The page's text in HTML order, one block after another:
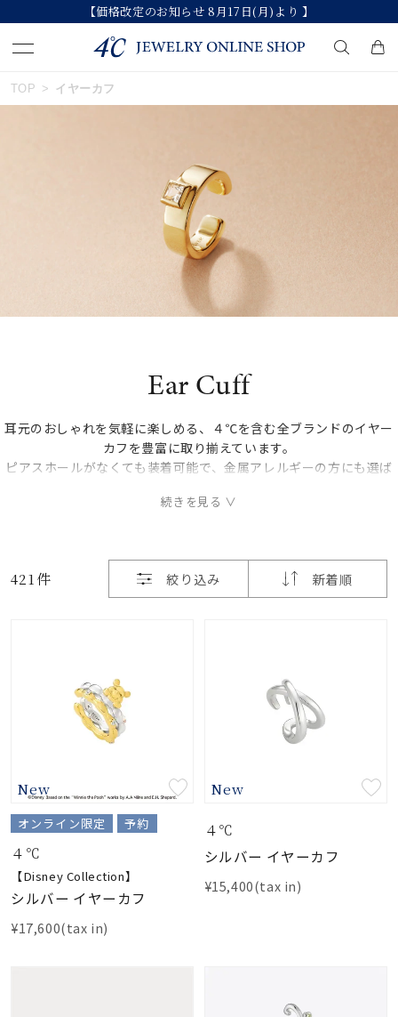
【価格改定のお知らせ 8月17日(月)より 】
#ダイヤモンド ネックレス
#くまのプーさん
ブランド
素材
ファッションテイス
着用シーン
コレクション
リングサイズ
TOP イヤーカフ
Ear Cuff
耳元のおしゃれを気軽に楽しめる、４℃を含む全ブランドのイヤー
カフを豊富に取り揃えています。
ピアスホールがなくても装着可能で、金属アレルギーの方にも選ば
重ね着けや他のアイテムとのコーディネートも自由に楽しめ、左右
1.軽く耳を引っ張り、薄くなった部分にイヤーカフを挟む
2.着けたい位置までスライドさせる
421件 絞り込み 新着順
おすすめ順
お気に入り登録数
並び替え
New
オンライン限定 予約
４℃
【Disney Collection】
シルバー イヤーカフ
¥17,600(tax in)
New
４℃
シルバー イヤーカフ
¥15,400(tax in)